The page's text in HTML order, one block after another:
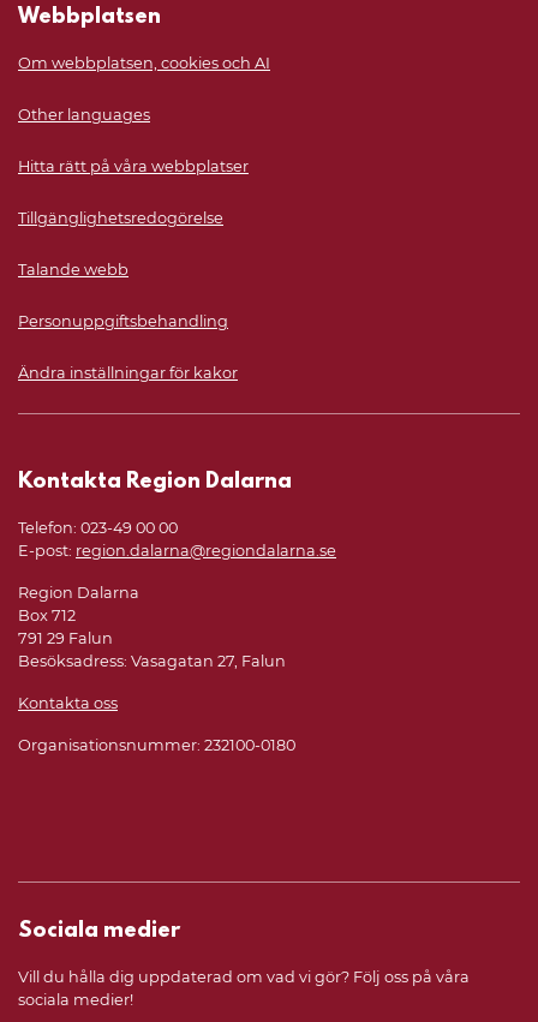
Webbplatsen
Om webbplatsen, cookies och AI
Other languages
Hitta rätt på våra webbplatser
Tillgänglighetsredogörelse
Talande webb
Personuppgiftsbehandling
Ändra inställningar för kakor
Kontakta Region Dalarna
Telefon: 023-49 00 00
E-post: region.dalarna@regiondalarna.se
Region Dalarna
Box 712
791 29 Falun
Besöksadress: Vasagatan 27, Falun
Kontakta oss
Organisationsnummer: 232100-0180
Sociala medier
Vill du hålla dig uppdaterad om vad vi gör? Följ oss på våra
sociala medier!